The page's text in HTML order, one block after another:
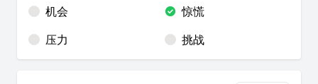
机会
惊慌
压力
挑战